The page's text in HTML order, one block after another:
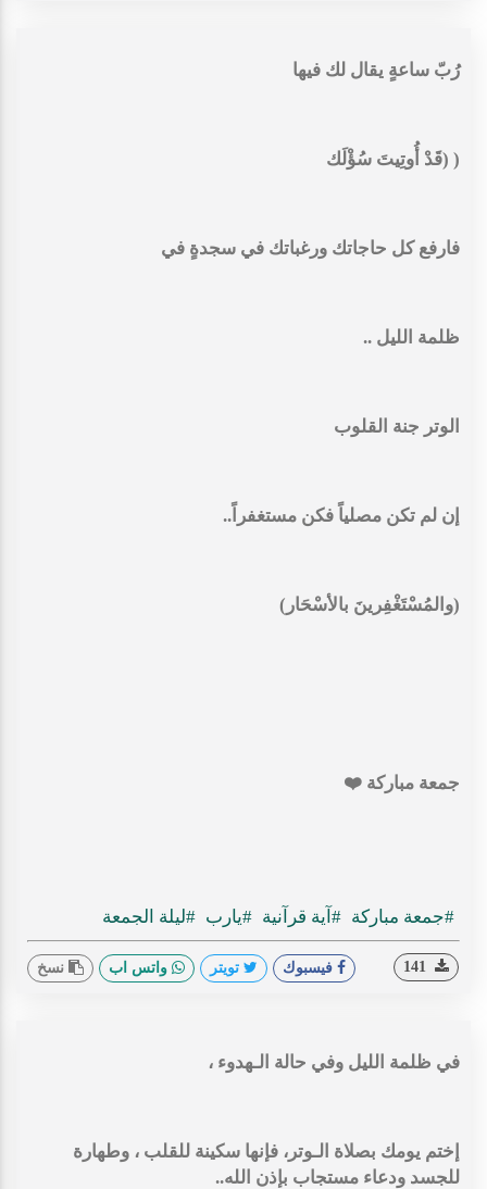
رُبّ ساعةٍ يقال لك فيها
(‏ (قَدْ أُوتِيتَ سُؤْلَك
‏فارفع كل حاجاتك ورغباتك في سجدةٍ في
‏ظلمة الليل ..
‏الوتر جنة القلوب
‏إن لم تكن مصلياً فكن مستغفراً..
(والمُسْتَغْفِرينَ بالأسْحَار)
جمعة مباركة ❤️
#جمعة مباركة #آية قرآنية #يارب #ليلة الجمعة
فيسبوك تويتر واتس اب نسخ
‏في ظلمة الليل وفي حالة الـهدوء ،
إختم يومك بصلاة الـوتر، فإنها سكينة للقلب ، وطهارة
للجسد ودعاء مستجاب بإذن الله..